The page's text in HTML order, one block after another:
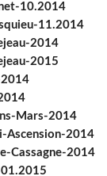
10.2014
11.2014
2014
2015
Mars-2014
Ascension-2014
Cassagne-2014